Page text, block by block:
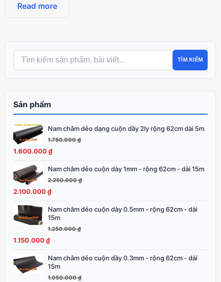
Read more
TÌM KIẾM
Sản phẩm
Nam châm dẻo dạng cuộn dầy 2ly rộng 62cm dài 5m
1.750.000₫
Giá
gốc
là:
1.600.000₫
Giá
hiện
tại
1.600.000 ₫.Nam châm dẻo cuộn dày 1mm - rộng 62cm - dài 15m
2.250.000₫
Giá
gốc
là:
2.100.000₫
Giá
hiện
tại
2.100.000 ₫.Nam châm dẻo cuộn dày 0.5mm - rộng 62cm - dài
15m
1.250.000₫
Giá
gốc
1.250.000 ₫.
1.150.000₫
Giá
hiện
là:
Nam châm dẻo cuộn dầy 0.3mm - rộng 62cm - dài
15m
1.050.000₫
Giá
gốc
Giá
hiện